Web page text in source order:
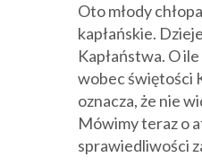
Oto młody
kapłańskie.
Kapłaństwa. O
wobec świętości
oznacza, że nie
Mówimy teraz o
sprawiedliwości